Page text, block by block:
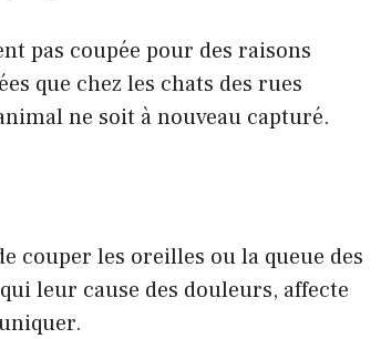
pas coupée pour des raisons
que chez les chats des rues
ne soit à nouveau capturé.
couper les oreilles ou la queue des
leur cause des douleurs, affecte